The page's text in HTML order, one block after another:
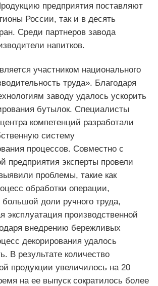
предприятия поставляют
России, так и в десять
Среди партнеров завода
напитков.
участником национального
труда». Благодаря
заводу удалось ускорить
бутылок. Специалисты
компетенций разработали
систему
процессов. Совместно с
предприятия эксперты провели
проблемы, такие как
обработки операции,
большой доли ручного труда,
эксплуатация производственной
внедрению бережливых
декорирования удалось
В результате количество
продукции увеличилось на 20
на ее выпуск сократилось более